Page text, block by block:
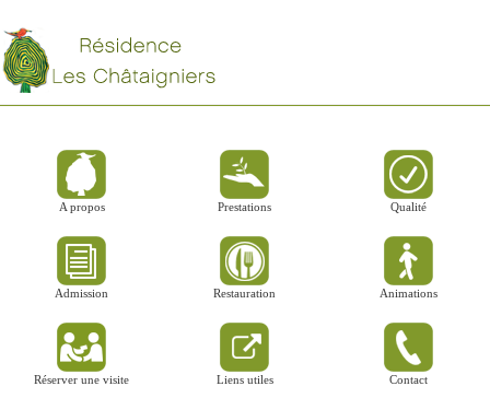
A propos Prestations Qualité
Admission Restauration Animations
Réserver une visite Liens utiles Contact